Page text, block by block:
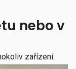
nebo v
zařízení.